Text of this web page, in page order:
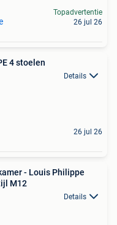
Topadvertentie
26 jul 26
LOUIS PHILIPPE 4 stoelen
Details
26 jul 26
- Louis Philippe
M12
Details